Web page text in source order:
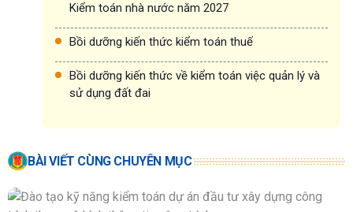
Kiểm toán nhà nước năm 2027
Bồi dưỡng kiến thức kiểm toán thuế
Bồi dưỡng kiến thức về kiểm toán việc quản lý và
sử dụng đất đai
BÀI VIẾT CÙNG CHUYÊN MỤC